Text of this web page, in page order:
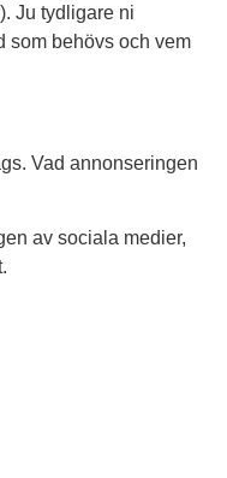
Ju tydligare ni
som behövs och vem
Vad annonseringen
av sociala medier,